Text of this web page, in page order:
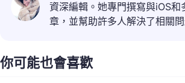
資深編輯。她專門撰寫與iOS和
章，並幫助許多人解決了相關問
你可能也會喜歡